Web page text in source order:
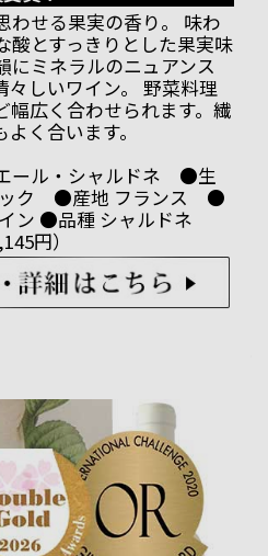
わせる果実の香り。 味わ
酸とすっきりとした果実味
にミネラルのニュアンス
々しいワイン。 野菜料理
幅広く合わせられます。繊
く合います。
ール・シャルドネ ●生
ック ●産地 フランス ●
ン ●品種 シャルドネ
円）